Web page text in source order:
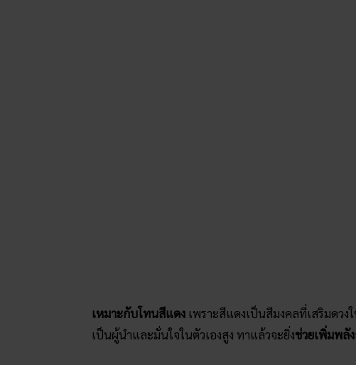
เหมาะกับโทนสีแดง เพราะสีแดงเป็นสีมงคลที่เสริมดว
เป็นผู้นำและมั่นใจในตัวเองสูง ทาแล้วจะยิ่งช่วยเพิ่มพลั